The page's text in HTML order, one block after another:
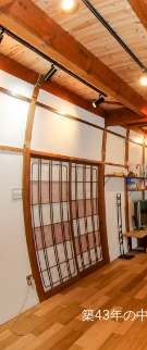
築43年の